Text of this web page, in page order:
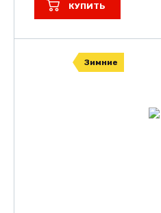
КУПИТЬ
Зимние